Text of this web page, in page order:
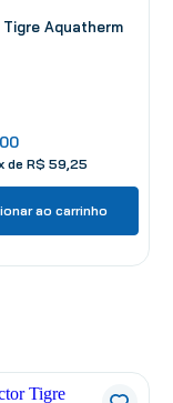
Aquatherm
00
de R$ 59 25
ao carrinho